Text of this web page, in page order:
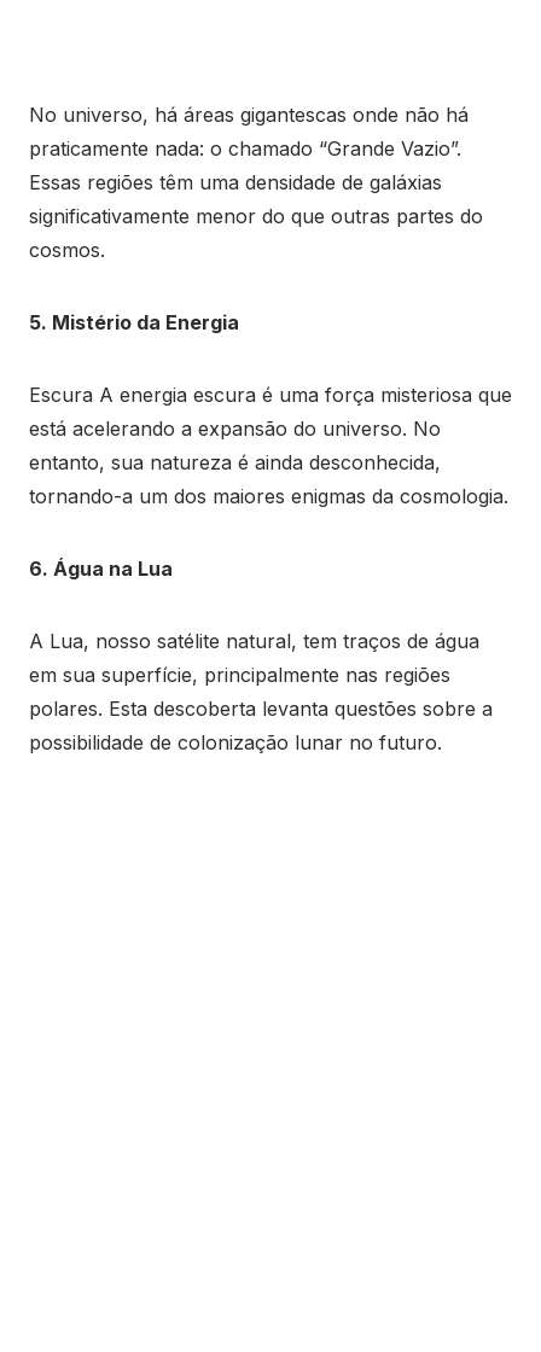
No universo, há áreas gigantescas onde não há
praticamente nada: o chamado “Grande Vazio”.
Essas regiões têm uma densidade de galáxias
significativamente menor do que outras partes do
cosmos.
5. Mistério da Energia
Escura A energia escura é uma força misteriosa que
está acelerando a expansão do universo. No
entanto, sua natureza é ainda desconhecida,
tornando-a um dos maiores enigmas da cosmologia.
6. Água na Lua
A Lua, nosso satélite natural, tem traços de água
em sua superfície, principalmente nas regiões
polares. Esta descoberta levanta questões sobre a
possibilidade de colonização lunar no futuro.